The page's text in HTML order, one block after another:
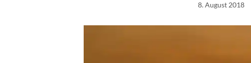
8. August 2018